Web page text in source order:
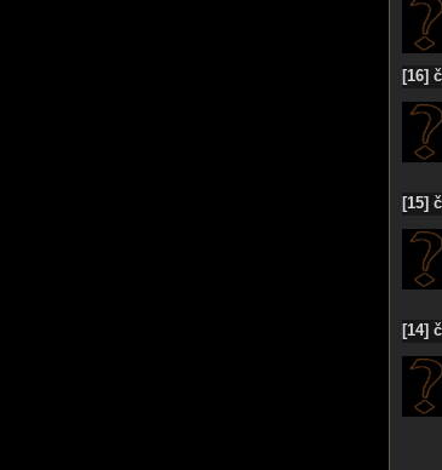
aby
sice
bylo
na
sice,
Tak
[16]
[15]
[14]